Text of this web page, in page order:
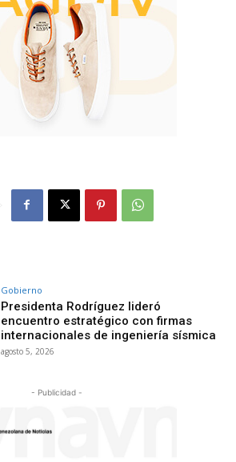
Gobierno
Presidenta Rodríguez lideró
encuentro estratégico con firmas
internacionales de ingeniería sísmica
agosto 5, 2026
- Publicidad -